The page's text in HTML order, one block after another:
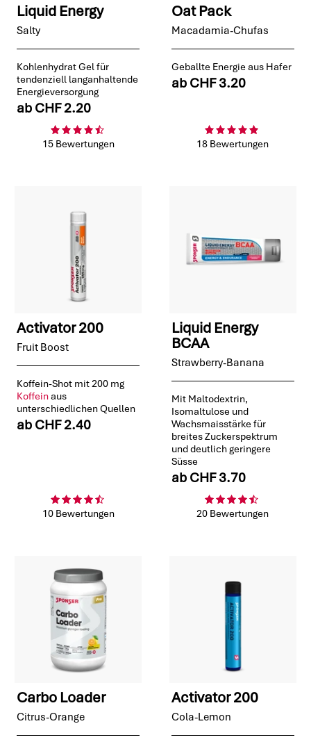
Liquid Energy
Salty
Kohlenhydrat Gel für
tendenziell langanhaltende
Energieversorgung
ab CHF 2.20
15 Bewertungen
Oat Pack
Macadamia-Chufas
Geballte Energie aus Hafer
ab CHF 3.20
18 Bewertungen
Activator 200
Fruit Boost
Koffein-Shot mit 200 mg
Koffeinaus
unterschiedlichen Quellen
ab CHF 2.40
10 Bewertungen
Liquid Energy
BCAA
Strawberry-Banana
Mit Maltodextrin,
Isomaltulose und
Wachsmaisstärke für
breites Zuckerspektrum
und deutlich geringere
Süsse
ab CHF 3.70
20 Bewertungen
Carbo Loader
Citrus-Orange
Activator 200
Cola-Lemon